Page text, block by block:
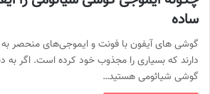
ساده
گوشی های آیفون با فونت و ایموجی‌های منحصر به
دارند که بسیاری را مجذوب خود کرده است. اگر به
گوشی شیائومی هستید…